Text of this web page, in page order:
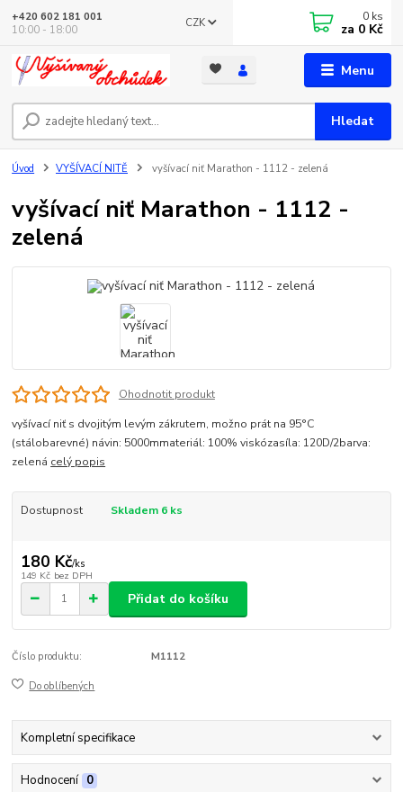
Menu
CZK
Hledat
+420 602 181 001
10:00 - 18:00
0 ks
za 0 Kč
Úvod VYŠÍVACÍ NITĚ vyšívací niť Marathon - 1112 - zelená
vyšívací niť Marathon - 1112 -
zelená
Ohodnotit produkt
vyšívací niť s dvojitým levým zákrutem, možno prát na 95°C
(stálobarevné) návin: 5000mmateriál: 100% viskózasíla: 120D/2barva:
zelená celý popis
Dostupnost Skladem 6 ks
180 Kč/ks
149 Kč bez DPH
Přidat do košíku
Číslo produktu: M1112
Do oblíbených
Kompletní specifikace
Hodnocení 0